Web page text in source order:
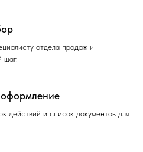
отдела продаж и
шаг.
действий и список документов для